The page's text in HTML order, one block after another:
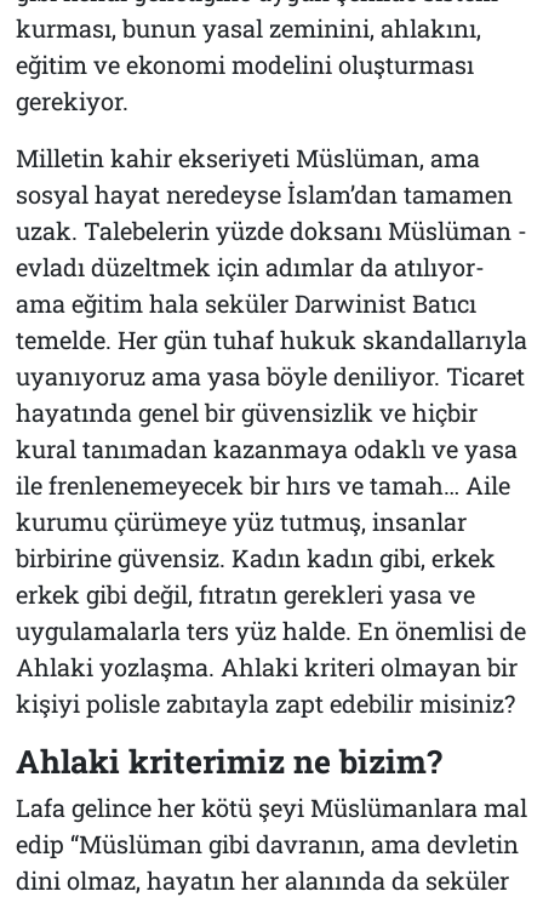
kurması, bunun yasal zeminini, ahlakını,
eğitim ve ekonomi modelini oluşturması
gerekiyor.
Milletin kahir ekseriyeti Müslüman, ama
sosyal hayat neredeyse İslam’dan tamamen
uzak. Talebelerin yüzde doksanı Müslüman -
evladı düzeltmek için adımlar da atılıyor-
ama eğitim hala seküler Darwinist Batıcı
temelde. Her gün tuhaf hukuk skandallarıyla
uyanıyoruz ama yasa böyle deniliyor. Ticaret
hayatında genel bir güvensizlik ve hiçbir
kural tanımadan kazanmaya odaklı ve yasa
ile frenlenemeyecek bir hırs ve tamah… Aile
kurumu çürümeye yüz tutmuş, insanlar
birbirine güvensiz. Kadın kadın gibi, erkek
erkek gibi değil, fıtratın gerekleri yasa ve
uygulamalarla ters yüz halde. En önemlisi de
Ahlaki yozlaşma. Ahlaki kriteri olmayan bir
kişiyi polisle zabıtayla zapt edebilir misiniz?
Ahlaki kriterimiz ne bizim?
Lafa gelince her kötü şeyi Müslümanlara mal
edip “Müslüman gibi davranın, ama devletin
dini olmaz, hayatın her alanında da seküler